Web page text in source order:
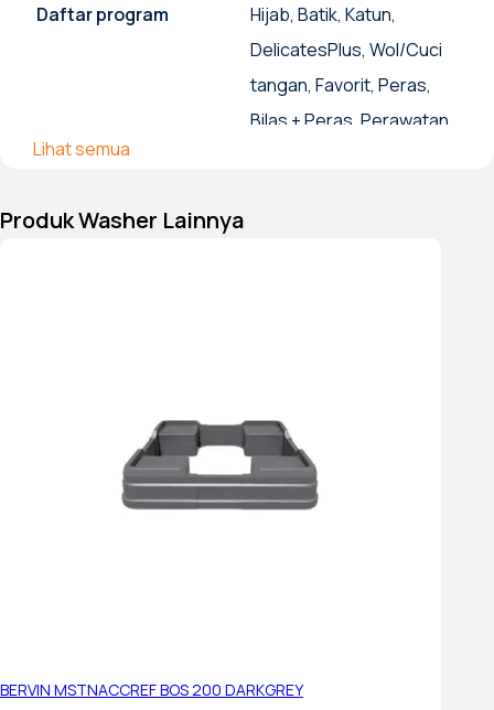
Lihat semua
Daftar program
Hijab, Batik, Katun,
DelicatesPlus, Wol/Cuci
tangan, Favorit, Peras,
Bilas + Peras, Perawatan
Tinggi produk
850 mm
Berat bersih (kg)
64.5
Lebar kemasan
645 mm
Produk Washer Lainnya
BERVIN MSTNACCREF BOS 200 DARKGREY